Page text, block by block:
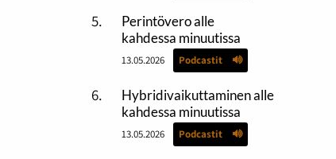
Perintövero alle
kahdessa minuutissa
13.05.2026 Podcastit
Hybridivaikuttaminen alle
kahdessa minuutissa
13.05.2026 Podcastit